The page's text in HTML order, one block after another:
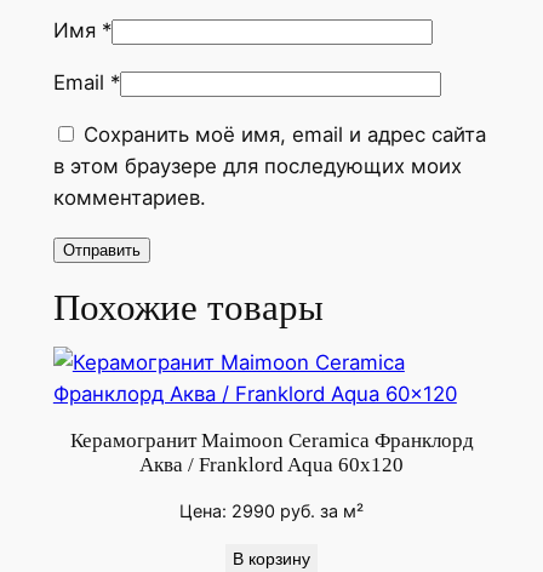
a
m
c
a
Н
э
в
и
Б
л
ю
Имя *
Email *
Сохранить моё имя, email и адрес сайта
в этом браузере для последующих моих
комментариев.
Похожие товары
Керамогранит Maimoon Ceramica Франклорд
Аква / Franklord Aqua 60x120
Цена: 2990 руб. за м²
В корзину